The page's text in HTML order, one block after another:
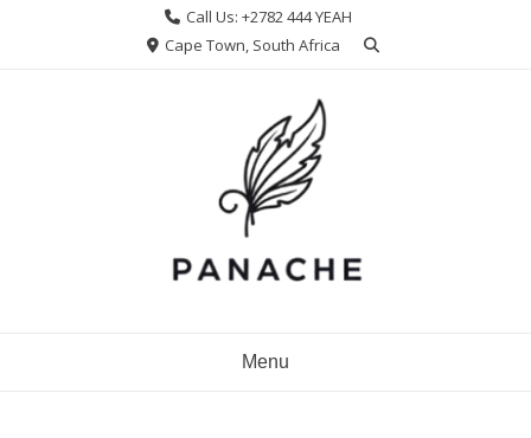
Call Us: +2782 444 YEAH
Cape Town, South Africa
Menu